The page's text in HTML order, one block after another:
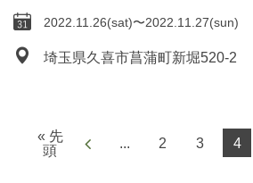
2022.11.26(sat)〜2022.11.27(sun)
埼玉県久喜市菖蒲町新堀520-2
« 先
頭
... 2 3 4